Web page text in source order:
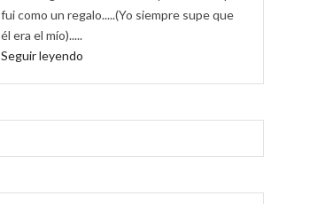
fui como un regalo.....(Yo siempre supe que
él era el mío).....
Seguir leyendo